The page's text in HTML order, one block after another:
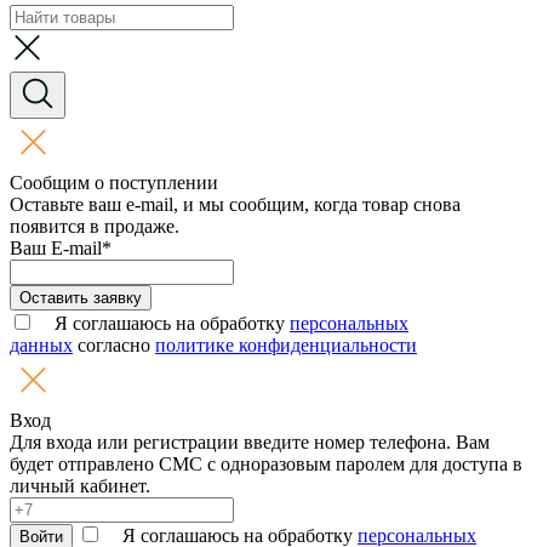
Сообщим о поступлении
Оставьте ваш e-mail, и мы сообщим, когда товар снова
появится в продаже.
Ваш E-mail*
Оставить заявку
Я соглашаюсь на обработку персональных
данных согласно политике конфиденциальности
Вход
Для входа или регистрации введите номер телефона. Вам
будет отправлено СМС с одноразовым паролем для доступа в
личный кабинет.
Войти Я соглашаюсь на обработку персональных